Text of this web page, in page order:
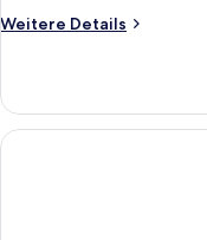
Weitere Details
Weitere